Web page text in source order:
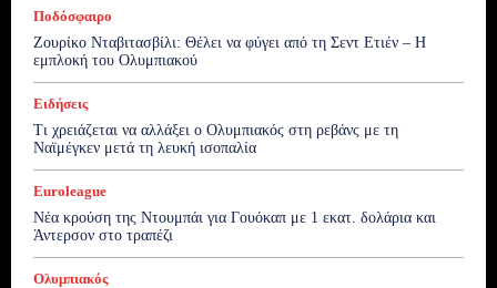
Ποδόσφαιρο
Ζουρίκο Νταβιτασβίλι: Θέλει να φύγει από τη Σεντ Ετιέν – Η
εμπλοκή του Ολυμπιακού
Ειδήσεις
Τι χρειάζεται να αλλάξει ο Ολυμπιακός στη ρεβάνς με τη
Ναϊμέγκεν μετά τη λευκή ισοπαλία
Euroleague
Νέα κρούση της Ντουμπάι για Γουόκαπ με 1 εκατ. δολάρια και
Άντερσον στο τραπέζι
Ολυμπιακός